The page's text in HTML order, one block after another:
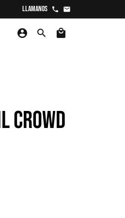
Llamanos phone email
account_circle search local_mall
CROWD